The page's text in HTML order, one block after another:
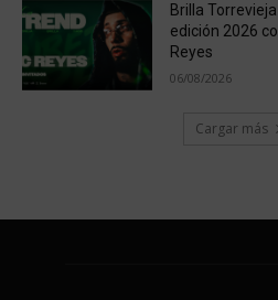
Brilla
edición 2026
Reyes
06/08/2026
Cargar más